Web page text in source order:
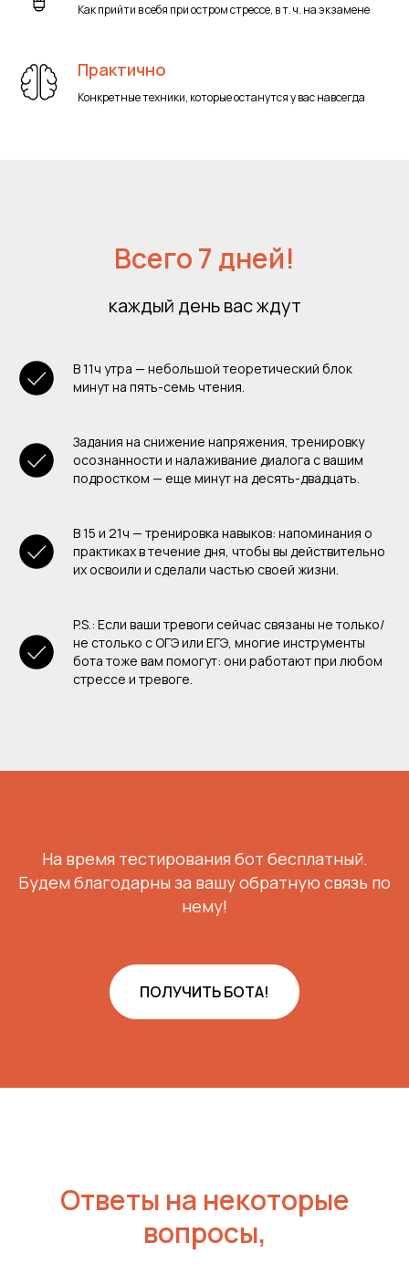
Как прийти в себя при остром стрессе, в т. ч. на экзамене
Практично
Конкретные техники, которые останутся у вас навсегда
Всего 7 дней!
каждый день вас ждут
В 11ч утра — небольшой теоретический блок
минут на пять-семь чтения.
Задания на снижение напряжения, тренировку
осознанности и налаживание диалога с вашим
подростком — еще минут на десять-двадцать.
В 15 и 21ч — тренировка навыков: напоминания о
практиках в течение дня, чтобы вы действительно
их освоили и сделали частью своей жизни.
P.S.: Если ваши тревоги сейчас связаны не только/
не столько с ОГЭ или ЕГЭ, многие инструменты
бота тоже вам помогут: они работают при любом
стрессе и тревоге.
На время тестирования бот бесплатный.
Будем благодарны за вашу обратную связь по
нему!
ПОЛУЧИТЬ БОТА!
Ответы на некоторые
вопросы,